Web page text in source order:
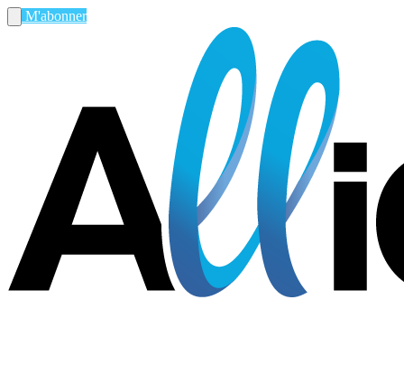
M'abonner